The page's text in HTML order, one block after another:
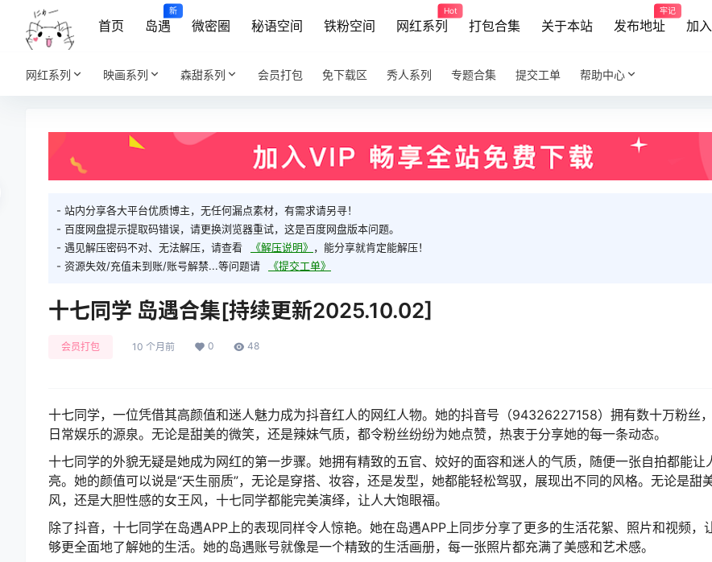
首页 岛遇
新
微密圈 秘语空间 铁粉空间 网红系列
Hot
打包合集 关于本站 发布地址
牢记
加
网红系列 映画系列 森甜系列 会员打包 免下载区 秀人系列 专题合集 提交工单 帮助中心
- 站内分享各大平台优质博主，无任何漏点素材，有需求请另寻！
- 百度网盘提示提取码错误，请更换浏览器重试，这是百度网盘版本问题。
- 遇见解压密码不对、无法解压，请查看
《解压说明》 ，能分享就肯定能解压！
- 资源失效/充值未到账/账号解禁...等问题请
《提交工单》
十七同学 岛遇合集[持续更新2025.10.02]
会员打包 10 个月前 0 48
十七同学，一位凭借其高颜值和迷人魅力成为抖音红人的网红人物。她的抖音号（94326227158）拥有数十万粉丝
日常娱乐的源泉。无论是甜美的微笑，还是辣妹气质，都令粉丝纷纷为她点赞，热衷于分享她的每一条动态。
十七同学的外貌无疑是她成为网红的第一步骤。她拥有精致的五官、姣好的面容和迷人的气质，随便一张自拍都能让
亮。她的颜值可以说是“天生丽质”，无论是穿搭、妆容，还是发型，她都能轻松驾驭，展现出不同的风格。无论是甜
风，还是大胆性感的女王风，十七同学都能完美演绎，让人大饱眼福。
除了抖音，十七同学在岛遇APP上的表现同样令人惊艳。她在岛遇APP上同步分享了更多的生活花絮、照片和视频，
够更全面地了解她的生活。她的岛遇账号就像是一个精致的生活画册，每一张照片都充满了美感和艺术感。